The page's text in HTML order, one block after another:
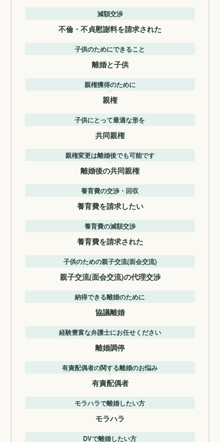
減額交渉
不倫・不貞慰謝料を請求された
子供のためにできること
離婚と子供
親権獲得のために
親権
子供にとって最適な形を
共同親権
親権変更は離婚後でも可能です
離婚後の共同親権
養育費の交渉・回収
養育費を請求したい
養育費の減額交渉
養育費を請求された
子供のための親子交流(面会交流)
親子交流(面会交流)の代理交渉
納得できる離婚のために
協議離婚
経験豊富な弁護士にお任せください
離婚調停
有責配偶者の関する離婚のお悩み
有責配偶者
モラハラで離婚したい方
モラハラ
DVで離婚したい方